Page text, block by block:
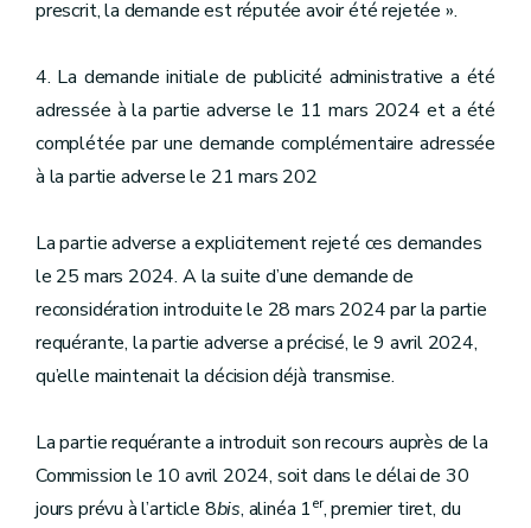
prescrit, la demande est réputée avoir été rejetée ».
4. La demande initiale de publicité administrative a été
adressée à la partie adverse le 11 mars 2024 et a été
complétée par une demande complémentaire adressée
à la partie adverse le 21 mars 202
La partie adverse a explicitement rejeté ces demandes
le 25 mars 2024. A la suite d’une demande de
reconsidération introduite le 28 mars 2024 par la partie
requérante, la partie adverse a précisé, le 9 avril 2024,
qu’elle maintenait la décision déjà transmise.
La partie requérante a introduit son recours auprès de la
Commission le 10 avril 2024, soit dans le délai de 30
jours prévu à l’article 8bis, alinéa 1er, premier tiret, du